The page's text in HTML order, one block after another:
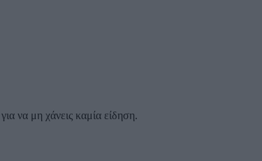
να μη χάνεις καμία είδηση.